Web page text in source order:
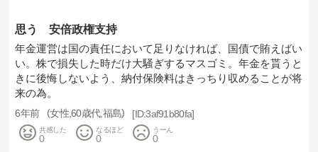
思う 安倍政権支持
年金運営は国の責任において足りなければ、国債で賄えばい
い。株で損失した時だけ大騒ぎするマスゴミ。年金を貰うと
きに後悔しないよう、納付保険料はきっちり収めることが将
来の為。
6年前 女性 60歳代 福島 3af91b80fa
共感した
0
なるほど
0
うーん
0